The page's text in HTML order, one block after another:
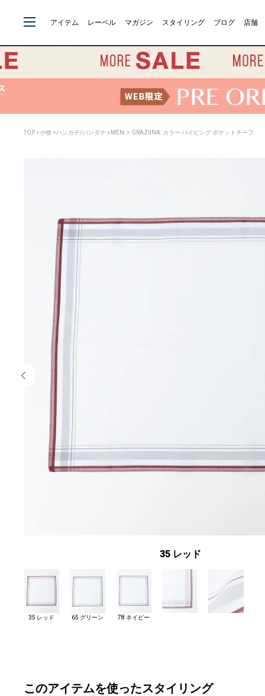
アイテム レーベル マガジン スタイリング ブログ 店舗
TOP >小物 >ハンカチ/バンダナ > MEN > GRAZIINA: カラー パイピング ポケットチーフ
35 レッド
35 レッド 65 グリーン 78 ネイビー
このアイテムを使ったスタイリング